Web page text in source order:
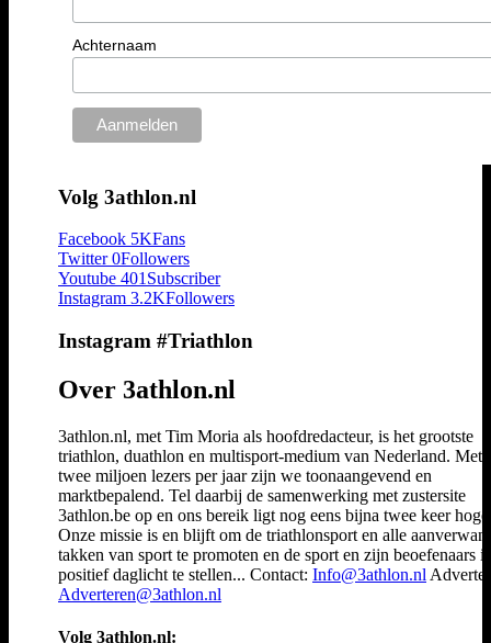
Achternaam
Volg 3athlon.nl
Facebook 5KFans
Twitter 0Followers
Youtube 401 Subscriber
Instagram 3.2KFollowers
Instagram #Triathlon
Over 3athlon.nl
3athlon.nl, met Tim Moria als hoofdredacteur, is het grootste
triathlon, duathlon en multisport-medium van Nederland. Met
twee miljoen lezers per jaar zijn we toonaangevend en
marktbepalend. Tel daarbij de samenwerking met zustersite
3athlon.be op en ons bereik ligt nog eens bijna twee keer
Onze missie is en blijft om de triathlonsport en alle
takken van sport te promoten en de sport en zijn beoefenaars
positief daglicht te stellen... Contact: Info@3athlon.nl
Adverteren@3athlon.nl
Volg 3athlon.nl: